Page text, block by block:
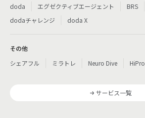
doda
エグゼクティブエージェント BRS
dodaチャレンジ
doda X
その他
シェアフル
ミラトレ Neuro Dive HiPro
サービス一覧